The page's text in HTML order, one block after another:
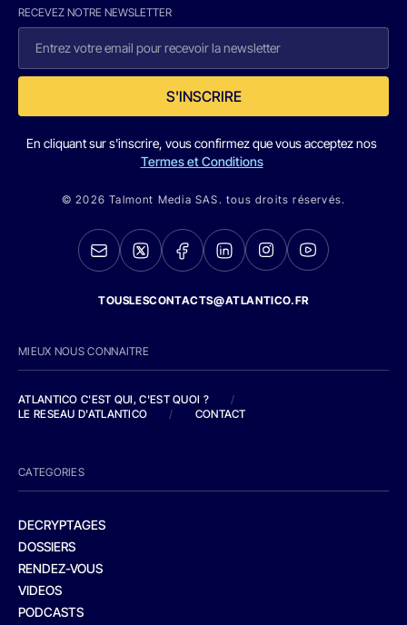
RECEVEZ NOTRE NEWSLETTER
S'INSCRIRE
En cliquant sur s'inscrire, vous confirmez que vous acceptez nos
Termes et Conditions
© 2026 Talmont Media SAS. tous droits réservés.
TOUSLESCONTACTS@ATLANTICO.FR
MIEUX NOUS CONNAITRE
ATLANTICO C'EST QUI, C'EST QUOI ?
/
LE RESEAU D'ATLANTICO
/ CONTACT
CATEGORIES
DECRYPTAGES
DOSSIERS
RENDEZ-VOUS
VIDEOS
PODCASTS